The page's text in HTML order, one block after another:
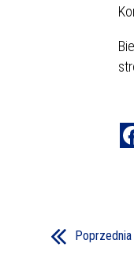
Poprzednia